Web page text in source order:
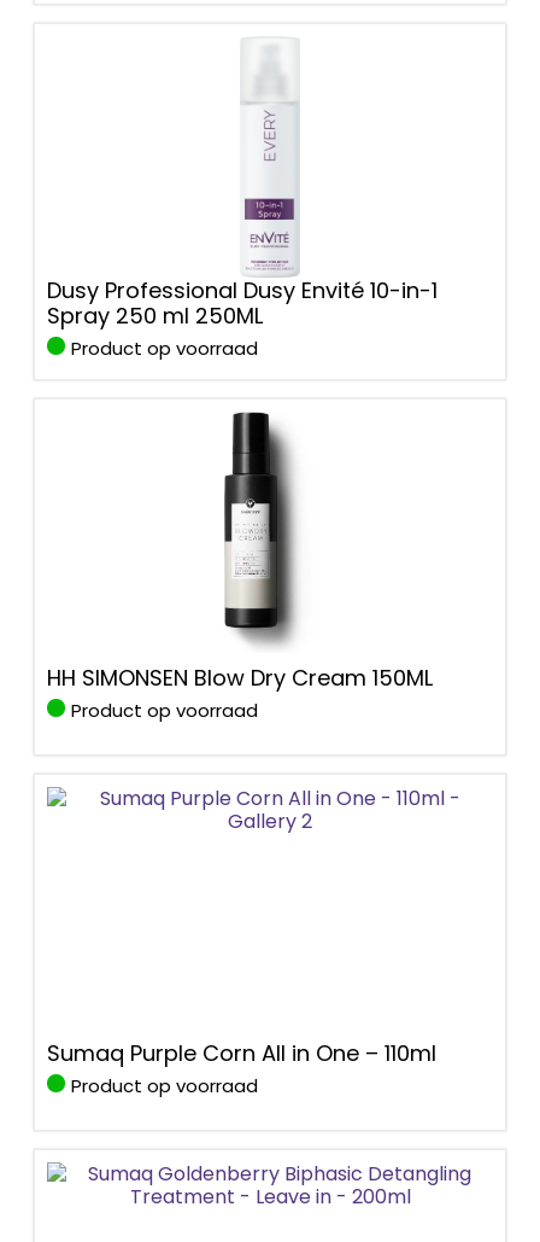
Dusy Professional Dusy Envité 10-in-1
Spray 250 ml 250ML
Product op voorraad
HH SIMONSEN Blow Dry Cream 150ML
Product op voorraad
Sumaq Purple Corn All in One – 110ml
Product op voorraad